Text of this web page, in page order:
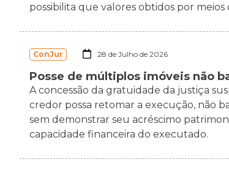
possibilita que valores obtidos por meios
ConJur 28 de Julho de 2026
Posse de múltiplos imóveis não
A concessão da gratuidade da justiça
credor possa retomar a execução, não
sem demonstrar seu acréscimo
capacidade financeira do executado.